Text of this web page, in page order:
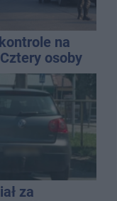
na
osoby
po alkoholu
za